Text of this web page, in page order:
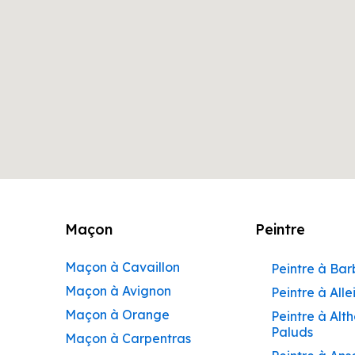
Maçon
Maçon à Cavaillon
Maçon à Avignon
Maçon à Orange
Maçon à Carpentras
Peintre
Peintre à
Peintre à
Peintre à
Paluds